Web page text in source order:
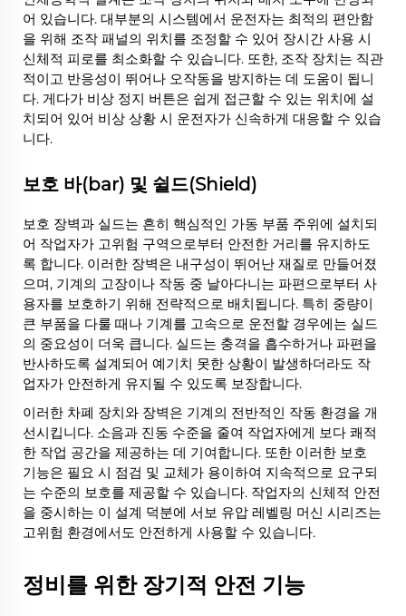
어 있습니다. 대부분의 시스템에서 운전자는 최적의 편안함
을 위해 조작 패널의 위치를 조정할 수 있어 장시간 사용 시
신체적 피로를 최소화할 수 있습니다. 또한, 조작 장치는 직관
적이고 반응성이 뛰어나 오작동을 방지하는 데 도움이 됩니
다. 게다가 비상 정지 버튼은 쉽게 접근할 수 있는 위치에 설
치되어 있어 비상 상황 시 운전자가 신속하게 대응할 수 있습
니다.
보호 바(bar) 및 쉴드(Shield)
보호 장벽과 실드는 흔히 핵심적인 가동 부품 주위에 설치되
어 작업자가 고위험 구역으로부터 안전한 거리를 유지하도
록 합니다. 이러한 장벽은 내구성이 뛰어난 재질로 만들어졌
으며, 기계의 고장이나 작동 중 날아다니는 파편으로부터 사
용자를 보호하기 위해 전략적으로 배치됩니다. 특히 중량이
큰 부품을 다룰 때나 기계를 고속으로 운전할 경우에는 실드
의 중요성이 더욱 큽니다. 실드는 충격을 흡수하거나 파편을
반사하도록 설계되어 예기치 못한 상황이 발생하더라도 작
업자가 안전하게 유지될 수 있도록 보장합니다.
이러한 차폐 장치와 장벽은 기계의 전반적인 작동 환경을 개
선시킵니다. 소음과 진동 수준을 줄여 작업자에게 보다 쾌적
한 작업 공간을 제공하는 데 기여합니다. 또한 이러한 보호
기능은 필요 시 점검 및 교체가 용이하여 지속적으로 요구되
는 수준의 보호를 제공할 수 있습니다. 작업자의 신체적 안전
을 중시하는 이 설계 덕분에 서보 유압 레벨링 머신 시리즈는
고위험 환경에서도 안전하게 사용할 수 있습니다.
정비를 위한 장기적 안전 기능